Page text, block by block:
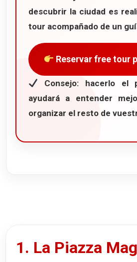
descubrir la ciudad es
tour acompañado de un
Reservar free tour
Consejo: hacerlo el
ayudará a entender
organizar el resto de
1. La Piazza